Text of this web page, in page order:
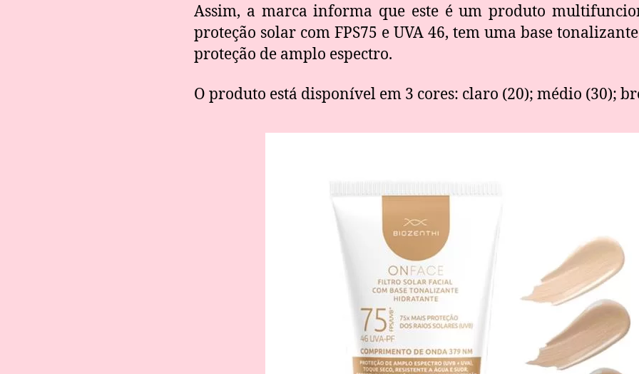
Assim, a marca informa que este é um produto
proteção solar com FPS75 e UVA 46, tem uma base
proteção de amplo espectro.
O produto está disponível em 3 cores: claro (20); médio (30);